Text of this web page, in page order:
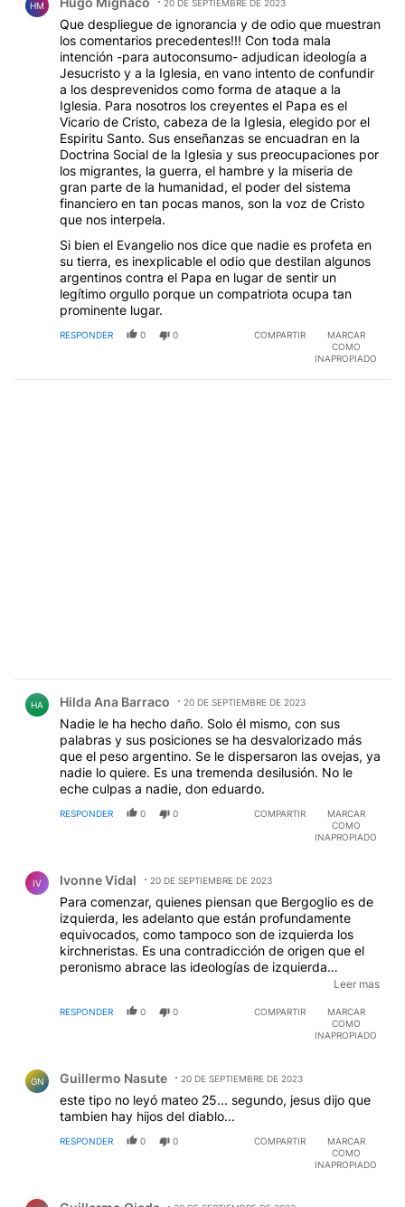
HM 20 DE SEPTIEMBRE DE 2023
Que despliegue de ignorancia y de odio que muestran
los comentarios precedentes!!! Con toda mala
intención -para autoconsumo- adjudican ideología a
Jesucristo y a la Iglesia, en vano intento de confundir
a los desprevenidos como forma de ataque a la
Iglesia. Para nosotros los creyentes el Papa es el
Vicario de Cristo, cabeza de la Iglesia, elegido por el
Espiritu Santo. Sus enseñanzas se encuadran en la
Doctrina Social de la Iglesia y sus preocupaciones por
los migrantes, la guerra, el hambre y la miseria de
gran parte de la humanidad, el poder del sistema
financiero en tan pocas manos, son la voz de Cristo
que nos interpela.
Si bien el Evangelio nos dice que nadie es profeta en
su tierra, es inexplicable el odio que destilan algunos
argentinos contra el Papa en lugar de sentir un
legítimo orgullo porque un compatriota ocupa tan
prominente lugar.
RESPONDER 0 0 COMPARTIR
MARCAR
COMO
INAPROPIADO
HA Hilda Ana Barraco 20 DE SEPTIEMBRE DE 2023
Nadie le ha hecho daño. Solo él mismo, con sus
palabras y sus posiciones se ha desvalorizado más
que el peso argentino. Se le dispersaron las ovejas, ya
nadie lo quiere. Es una tremenda desilusión. No le
eche culpas a nadie, don eduardo.
RESPONDER 0 0 COMPARTIR
MARCAR
COMO
INAPROPIADO
IV Ivonne Vidal 20 DE SEPTIEMBRE DE 2023
Para comenzar, quienes piensan que Bergoglio es de
izquierda, les adelanto que están profundamente
equivocados, como tampoco son de izquierda los
kirchneristas. Es una contradicción de origen que el
peronismo abrace las ideologías de izquierda
latinoamericana, Perón era un fascista admirador de el
tiende a confundir el populismo en sus distintas
versiones con posturas de izquierda, nada más
planteada en Rerum Novarum, no es sólo una falacia,
sino que demuestra la desesperación de Valdés de
justificar al general, y por elevación a Bergoglio. Y
Papa, lo que importa es lo que hace. Pese a las
súplicas de los fieles de Osorno en Chile para que no
Leer mas
RESPONDER 0 0 COMPARTIR
MARCAR
COMO
INAPROPIADO
GN Guillermo Nasute 20 DE SEPTIEMBRE DE 2023
este tipo no leyó mateo 25... segundo, jesus dijo que
tambien hay hijos del diablo...
RESPONDER 0 0 COMPARTIR
MARCAR
COMO
INAPROPIADO